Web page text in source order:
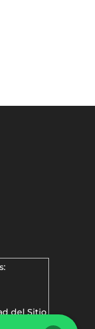
del Sitio